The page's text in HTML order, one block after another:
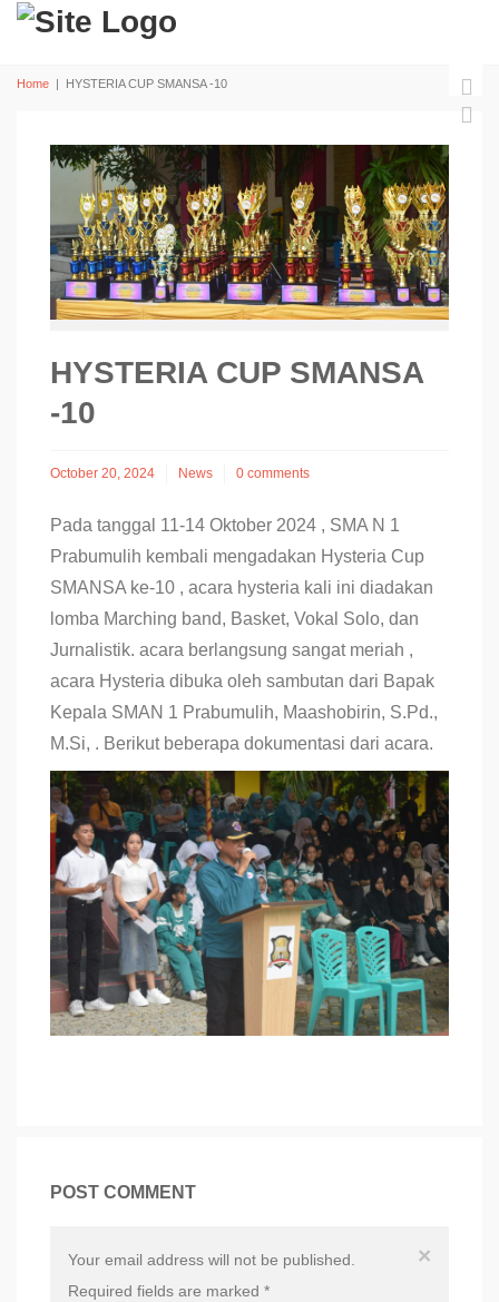
Home | HYSTERIA CUP SMANSA -10
HYSTERIA CUP SMANSA
-10
October 20, 2024 News 0 comments
Pada tanggal 11-14 Oktober 2024 , SMA N 1
Prabumulih kembali mengadakan Hysteria Cup
SMANSA ke-10 , acara hysteria kali ini diadakan
lomba Marching band, Basket, Vokal Solo, dan
Jurnalistik. acara berlangsung sangat meriah ,
acara Hysteria dibuka oleh sambutan dari Bapak
Kepala SMAN 1 Prabumulih, Maashobirin, S.Pd.,
M.Si, . Berikut beberapa dokumentasi dari acara.
POST COMMENT
×
Your email address will not be published.
Required fields are marked *